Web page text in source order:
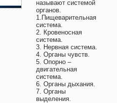
называют системой
органов.
1.Пищеварительная
система.
2. Кровеносная
система.
3. Нервная система.
4. Органы чувств.
5. Опорно –
двигательная
система.
6. Органы дыхания.
7. Органы
выделения.